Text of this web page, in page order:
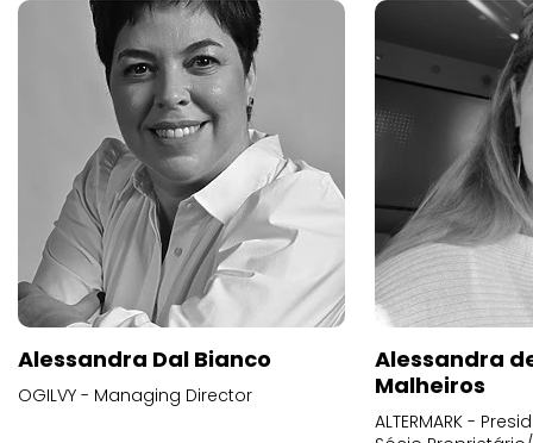
Alessandra Dal Bianco
OGILVY - Managing Director
Alessandra
Malheiros
ALTERMARK -